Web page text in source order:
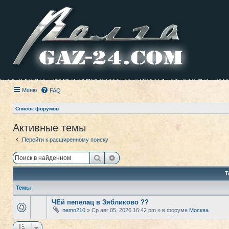
Меню FAQ
Список форумов
Активные темы
Перейти к расширенному поиску
ПоискРасширенный поиск
Темы
ЧЕй пепелац в Зябликово ??
nemo210 » Ср авг 05, 2026 16:42 pm » в форуме Москва